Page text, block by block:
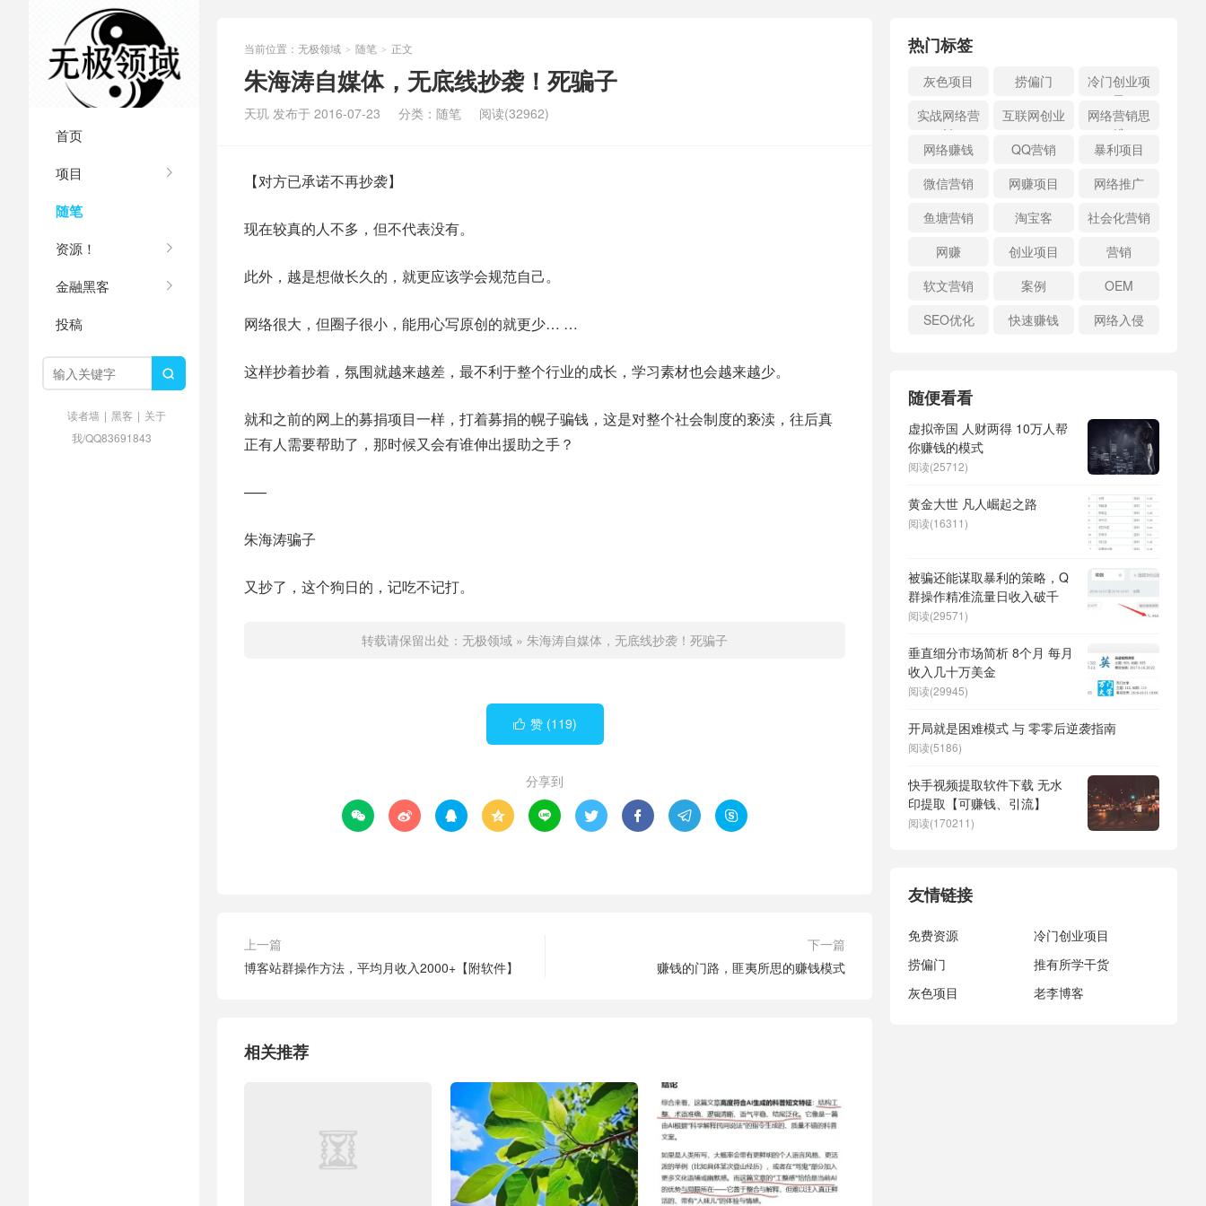
首页
项目
随笔
资源！
金融黑客
投稿

读者墙 | 黑客 | 关于
我/QQ83691843
当前位置： 无极领域 > 随笔 > 正文
朱海涛自媒体，无底线抄袭！死骗子
天玑 发布于 2016-07-23 分类： 随笔 阅读(32962)
【对方已承诺不再抄袭】
现在较真的人不多，但不代表没有。
此外，越是想做长久的，就更应该学会规范自己。
网络很大，但圈子很小，能用心写原创的就更少… …
这样抄着抄着，氛围就越来越差，最不利于整个行业的成长，学习素材也会越来越少。
就和之前的网上的募捐项目一样，打着募捐的幌子骗钱，这是对整个社会制度的亵渎，往后真
正有人需要帮助了，那时候又会有谁伸出援助之手？
—–
朱海涛骗子
又抄了，这个狗日的，记吃不记打。
转载请保留出处： 无极领域 » 朱海涛自媒体，无底线抄袭！死骗子
 赞 (119)
分享到
        
上一篇
博客站群操作方法，平均月收入2000+【附软件】
下一篇
赚钱的门路，匪夷所思的赚钱模式
相关推荐
热门标签
灰色项目 捞偏门
冷门创业项
目
实战网络营
销
互联网创业
网络营销思
维
网络赚钱
QQ营销
暴利项目
微信营销
网赚项目
网络推广
鱼塘营销
淘宝客
社会化营销
网赚
创业项目
营销
软文营销
案例
OEM
SEO优化
快速赚钱 网络入侵
随便看看
虚拟帝国 人财两得 10万人帮
你赚钱的模式
阅读(25712)
黄金大世 凡人崛起之路
阅读(16311)
被骗还能谋取暴利的策略，Q
群操作精准流量日收入破千
阅读(29571)
垂直细分市场简析 8个月 每月
收入几十万美金
阅读(29945)
开局就是困难模式 与 零零后逆袭指南
阅读(5186)
快手视频提取软件下载 无水
印提取【可赚钱、引流】
阅读(170211)
友情链接
免费资源
冷门创业项目
捞偏门
推有所学干货
灰色项目
老李博客